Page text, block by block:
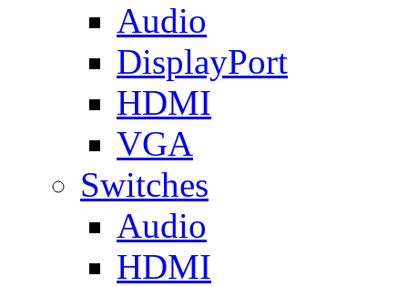
Audio
DisplayPort
HDMI
VGA
Switches
Audio
HDMI